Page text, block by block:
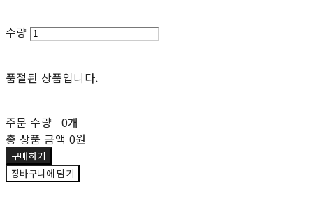
수량
품절된 상품입니다.
주문 수량 0개
총 상품 금액 0원
구매하기
장바구니에 담기